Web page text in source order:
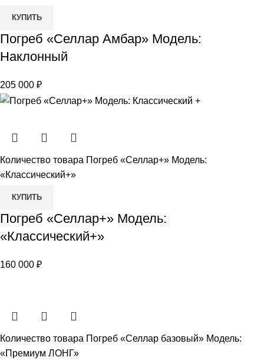
КУПИТЬ
Погреб «Селлар Амбар» Модель:
Наклонный
205 000 ₽
Количество товара Погреб «Селлар+» Модель:
«Классический+»
КУПИТЬ
Погреб «Селлар+» Модель:
«Классический+»
160 000 ₽
Количество товара Погреб «Селлар базовый» Модель:
«Премиум ЛОНГ»